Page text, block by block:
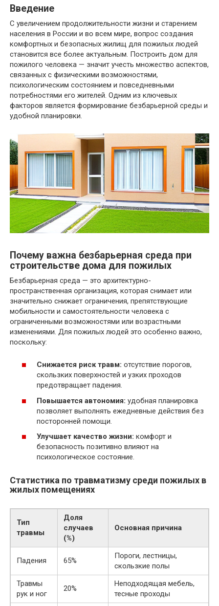
Введение
С увеличением продолжительности жизни и старением
населения в России и во всем мире, вопрос создания
комфортных и безопасных жилищ для пожилых людей
становится все более актуальным. Построить дом для
пожилого человека — значит учесть множество аспектов,
связанных с физическими возможностями,
психологическим состоянием и повседневными
потребностями его жителей. Одним из ключевых
факторов является формирование безбарьерной среды и
удобной планировки.
Почему важна безбарьерная среда при
строительстве дома для пожилых
Безбарьерная среда — это архитектурно-
пространственная организация, которая снимает или
значительно снижает ограничения, препятствующие
мобильности и самостоятельности человека с
ограниченными возможностями или возрастными
изменениями. Для пожилых людей это особенно важно,
поскольку:
Снижается риск травм: отсутствие порогов,
скользких поверхностей и узких проходов
предотвращает падения.
Повышается автономия: удобная планировка
позволяет выполнять ежедневные действия без
посторонней помощи.
Улучшает качество жизни: комфорт и
безопасность позитивно влияют на
психологическое состояние.
Статистика по травматизму среди пожилых в
жилых помещениях
Тип
травмы
Доля
случаев
(%)
Основная причина
Падения 65%
Пороги, лестницы,
скользкие полы
Травмы
рук и ног
20%
Неподходящая мебель,
тесные проходы